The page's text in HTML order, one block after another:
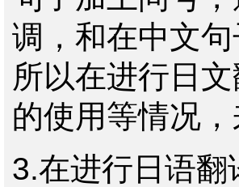
调，和在中文
所以在进行日
的使用等情况
3.在进行日语翻